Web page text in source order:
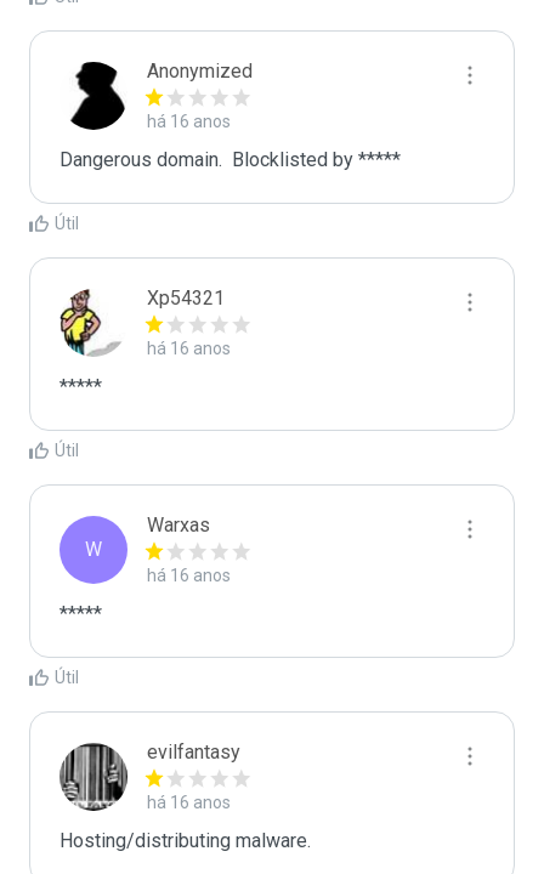
Anonymized
há 16 anos
Dangerous domain.  Blocklisted by *****
Útil
Xp54321
há 16 anos
*****
Útil
W
Warxas
há 16 anos
*****
Útil
evilfantasy
há 16 anos
Hosting/distributing malware.